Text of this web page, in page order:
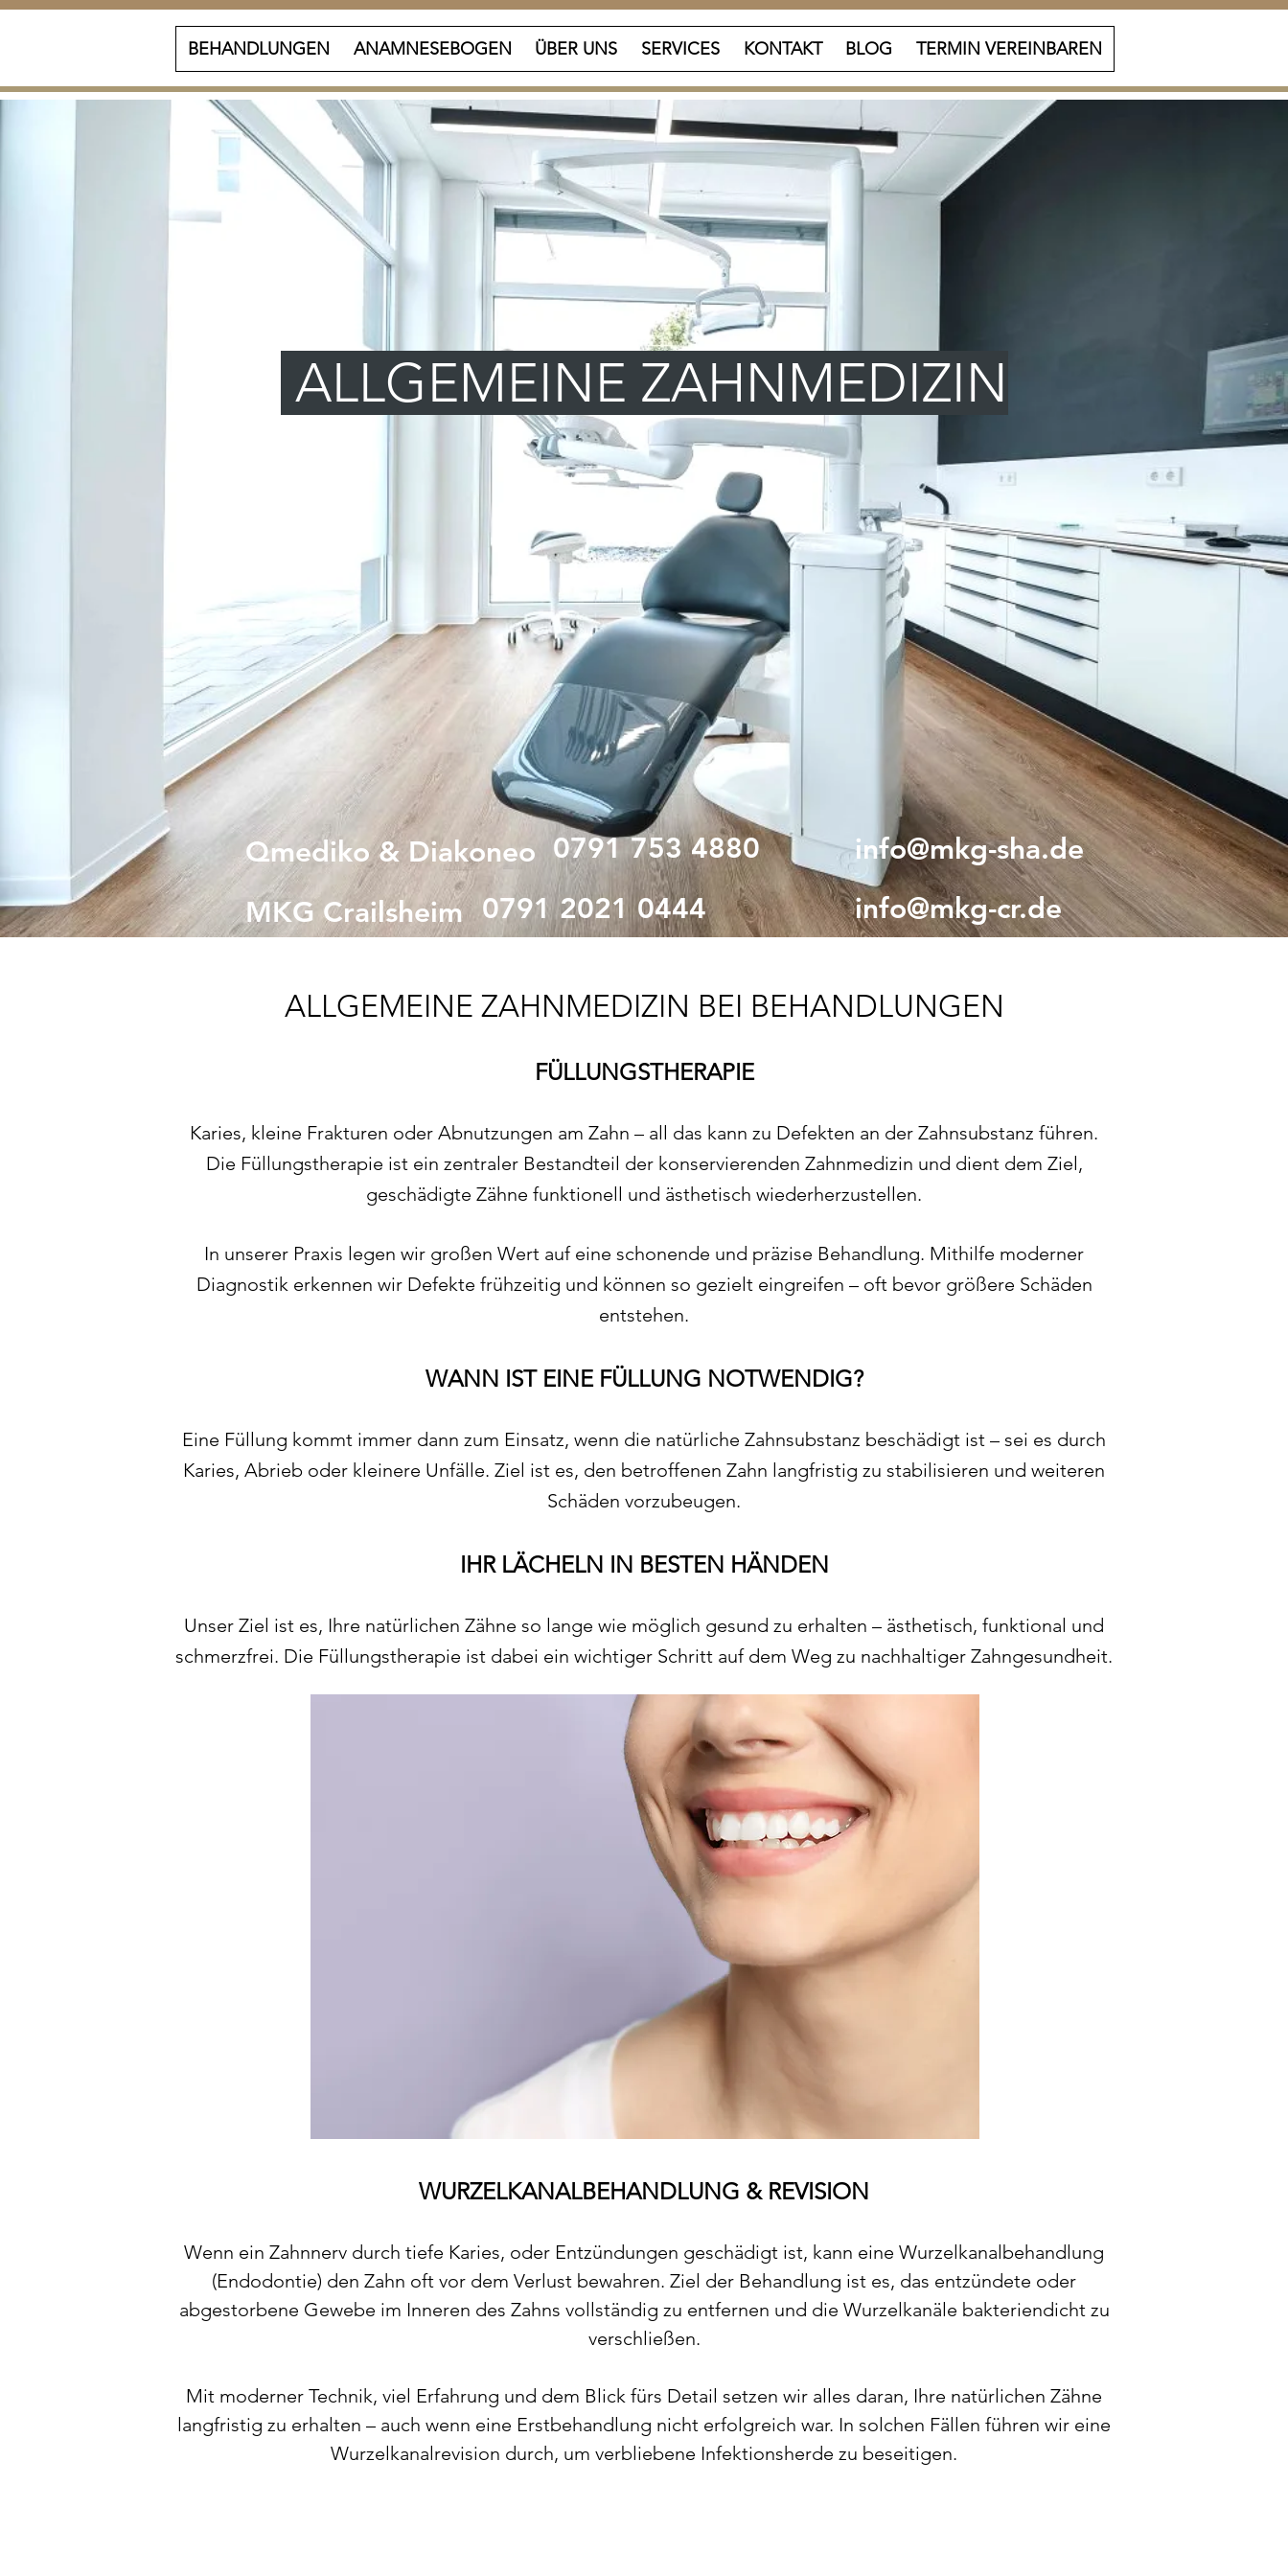
BEHANDLUNGEN ANAMNESEBOGEN ÜBER UNS SERVICES KONTAKT BLOG TERMIN VEREINBAREN
ALLGEMEINE ZAHNMEDIZIN
Qmediko & Diakoneo 0791 753 4880
info@mkg-sha.de
MKG Crailsheim
0791 2021 0444 info@mkg-cr.de
ALLGEMEINE ZAHNMEDIZIN BEI BEHANDLUNGEN
FÜLLUNGSTHERAPIE
Karies, kleine Frakturen oder Abnutzungen am Zahn – all das kann zu Defekten an der Zahnsubstanz führen.
Die Füllungstherapie ist ein zentraler Bestandteil der konservierenden Zahnmedizin und dient dem Ziel,
geschädigte Zähne funktionell und ästhetisch wiederherzustellen.
In unserer Praxis legen wir großen Wert auf eine schonende und präzise Behandlung. Mithilfe moderner
Diagnostik erkennen wir Defekte frühzeitig und können so gezielt eingreifen – oft bevor größere Schäden
entstehen.
WANN IST EINE FÜLLUNG NOTWENDIG?
Eine Füllung kommt immer dann zum Einsatz, wenn die natürliche Zahnsubstanz beschädigt ist – sei es durch
Karies, Abrieb oder kleinere Unfälle. Ziel ist es, den betroffenen Zahn langfristig zu stabilisieren und weiteren
Schäden vorzubeugen.
IHR LÄCHELN IN BESTEN HÄNDEN
Unser Ziel ist es, Ihre natürlichen Zähne so lange wie möglich gesund zu erhalten – ästhetisch, funktional und
schmerzfrei. Die Füllungstherapie ist dabei ein wichtiger Schritt auf dem Weg zu nachhaltiger Zahngesundheit.
WURZELKANALBEHANDLUNG & REVISION
Wenn ein Zahnnerv durch tiefe Karies, oder Entzündungen geschädigt ist, kann eine Wurzelkanalbehandlung
(Endodontie) den Zahn oft vor dem Verlust bewahren. Ziel der Behandlung ist es, das entzündete oder
abgestorbene Gewebe im Inneren des Zahns vollständig zu entfernen und die Wurzelkanäle bakteriendicht zu
verschließen.
Mit moderner Technik, viel Erfahrung und dem Blick fürs Detail setzen wir alles daran, Ihre natürlichen Zähne
langfristig zu erhalten – auch wenn eine Erstbehandlung nicht erfolgreich war. In solchen Fällen führen wir eine
Wurzelkanalrevision durch, um verbliebene Infektionsherde zu beseitigen.